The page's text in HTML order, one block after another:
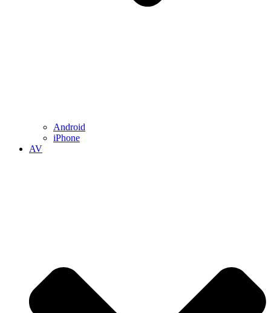
Android
iPhone
AV